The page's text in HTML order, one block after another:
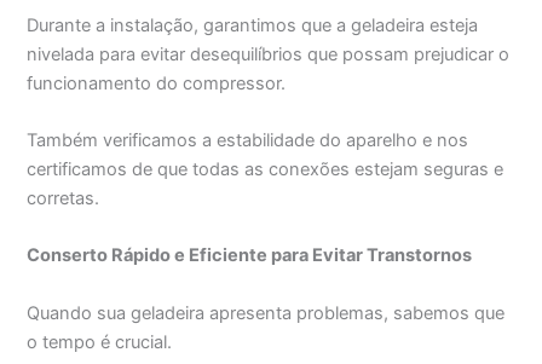
Durante a instalação, garantimos que a geladeira esteja
nivelada para evitar desequilíbrios que possam prejudicar o
funcionamento do compressor.
Também verificamos a estabilidade do aparelho e nos
certificamos de que todas as conexões estejam seguras e
corretas.
Conserto Rápido e Eficiente para Evitar Transtornos
Quando sua geladeira apresenta problemas, sabemos que
o tempo é crucial.